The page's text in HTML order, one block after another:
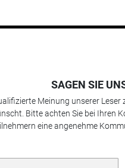
SAGEN SIE
Meinung unserer
Bitte achten Sie bei Ihren
eine angenehme